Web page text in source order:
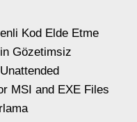
Kod Elde Etme
Gözetimsiz
MSI and EXE Files